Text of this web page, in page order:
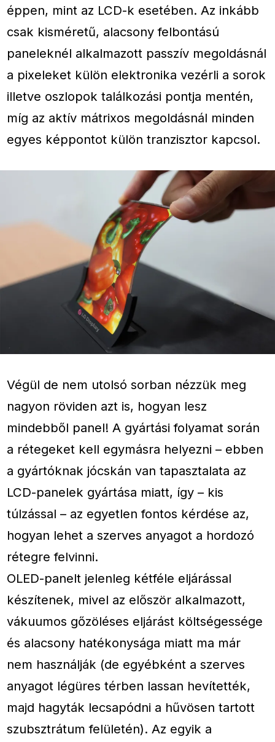
éppen, mint az LCD-k esetében. Az inkább
csak kisméretű, alacsony felbontású
paneleknél alkalmazott passzív megoldásnál
a pixeleket külön elektronika vezérli a sorok
illetve oszlopok találkozási pontja mentén,
míg az aktív mátrixos megoldásnál minden
egyes képpontot külön tranzisztor kapcsol.
Végül de nem utolsó sorban nézzük meg
nagyon röviden azt is, hogyan lesz
mindebből panel! A gyártási folyamat során
a rétegeket kell egymásra helyezni – ebben
a gyártóknak jócskán van tapasztalata az
LCD-panelek gyártása miatt, így – kis
túlzással – az egyetlen fontos kérdése az,
hogyan lehet a szerves anyagot a hordozó
rétegre felvinni.
OLED-panelt jelenleg kétféle eljárással
készítenek, mivel az először alkalmazott,
vákuumos gőzöléses eljárást költségessége
és alacsony hatékonysága miatt ma már
nem használják (de egyébként a szerves
anyagot légüres térben lassan hevítették,
majd hagyták lecsapódni a hűvösen tartott
szubsztrátum felületén). Az egyik a